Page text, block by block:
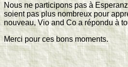
Nous ne participons pas à
soient pas plus nombreux pour
nouveau, Vio and Co a répondu à
Merci pour ces bons moments.